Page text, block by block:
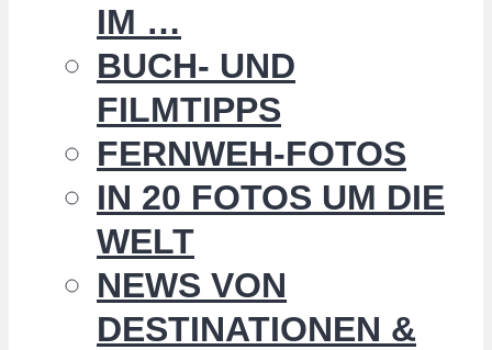
IM …
BUCH- UND
FILMTIPPS
FERNWEH-FOTOS
IN 20 FOTOS UM DIE
WELT
NEWS VON
DESTINATIONEN &